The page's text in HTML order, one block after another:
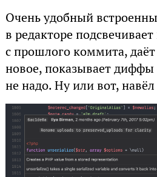
Очень удобный
в редакторе
с прошлого коммита,
новое, показывает
не надо. Ну или вот, навёл